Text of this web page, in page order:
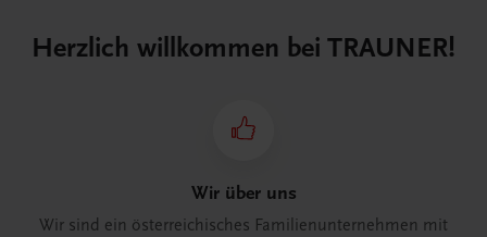
Herzlich willkommen bei TRAUNER!
Wir über uns
Wir sind ein österreichisches Familienunternehmen mit